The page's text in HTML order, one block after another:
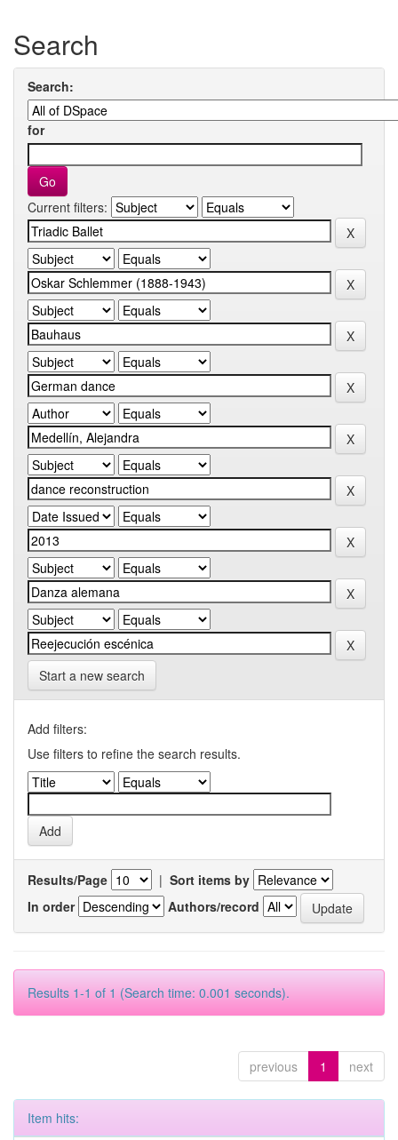
Search
Search:
for
Current filters:
Start a new search
Add filters:
Use filters to refine the search results.
Results/Page | Sort items by
In order
Authors/record
Results 1-1 of 1 (Search time: 0.001 seconds).
previous 1 next
Item hits: